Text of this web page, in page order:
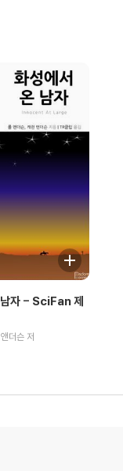
남자 - SciFan 제
더슨 저